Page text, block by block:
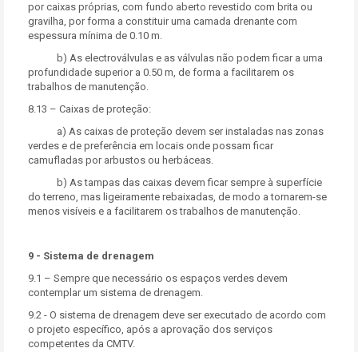
por caixas próprias, com fundo aberto revestido com brita ou
gravilha, por forma a constituir uma camada drenante com
espessura mínima de 0.10 m.
b) As electroválvulas e as válvulas não podem ficar a uma
profundidade superior a 0.50 m, de forma a facilitarem os
trabalhos de manutenção.
8.13 – Caixas de proteção:
a) As caixas de proteção devem ser instaladas nas zonas
verdes e de preferência em locais onde possam ficar
camufladas por arbustos ou herbáceas.
b) As tampas das caixas devem ficar sempre à superfície
do terreno, mas ligeiramente rebaixadas, de modo a tornarem-se
menos visíveis e a facilitarem os trabalhos de manutenção.
9 - Sistema de drenagem
9.1 – Sempre que necessário os espaços verdes devem
contemplar um sistema de drenagem.
9.2 - O sistema de drenagem deve ser executado de acordo com
o projeto específico, após a aprovação dos serviços
competentes da CMTV.